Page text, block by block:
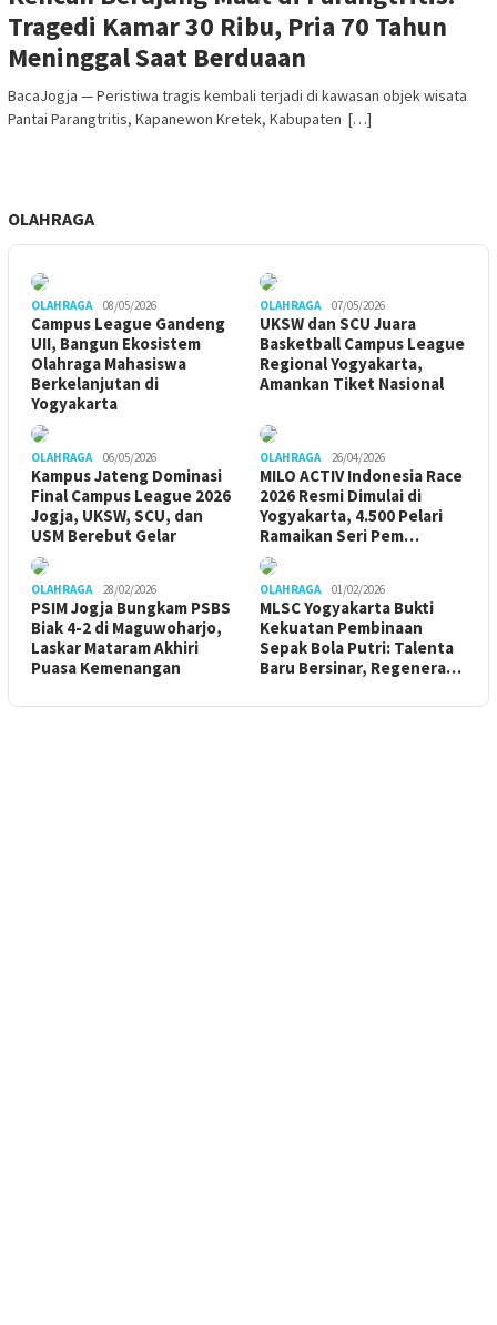
Tragedi Kamar 30 Ribu, Pria 70 Tahun
Meninggal Saat Berduaan
BacaJogja — Peristiwa tragis kembali terjadi di kawasan objek wisata
Pantai Parangtritis, Kapanewon Kretek, Kabupaten […]
OLAHRAGA
OLAHRAGA 08/05/2026
Campus League Gandeng
UII, Bangun Ekosistem
Olahraga Mahasiswa
Berkelanjutan di
Yogyakarta
OLAHRAGA 07/05/2026
UKSW dan SCU Juara
Basketball Campus League
Regional Yogyakarta,
Amankan Tiket Nasional
OLAHRAGA 06/05/2026
Kampus Jateng Dominasi
Final Campus League 2026
Jogja, UKSW, SCU, dan
USM Berebut Gelar
OLAHRAGA 26/04/2026
MILO ACTIV Indonesia Race
2026 Resmi Dimulai di
Yogyakarta, 4.500 Pelari
Ramaikan Seri Pem…
OLAHRAGA 28/02/2026
PSIM Jogja Bungkam PSBS
Biak 4-2 di Maguwoharjo,
Laskar Mataram Akhiri
Puasa Kemenangan
OLAHRAGA 01/02/2026
MLSC Yogyakarta Bukti
Kekuatan Pembinaan
Sepak Bola Putri: Talenta
Baru Bersinar, Regenera…